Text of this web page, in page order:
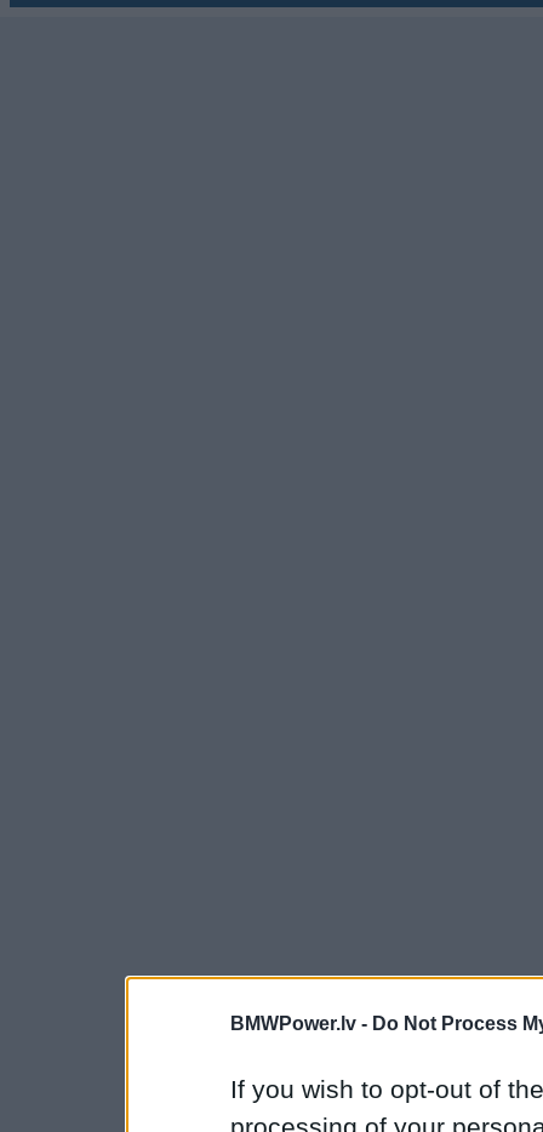
BMWPower.lv - Do Not Process
If you wish to opt-out of
processing of your